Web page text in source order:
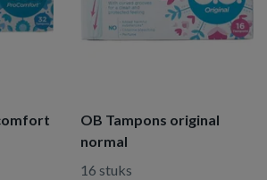
OB Tampons original
normal
16 stuks